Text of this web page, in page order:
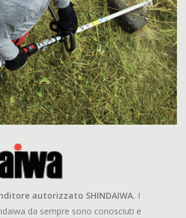
autorizzato SHINDAIWA. I
da sempre sono conosciuti e